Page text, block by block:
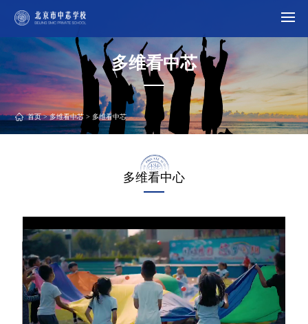
多维看中芯
首页>多维看中芯 > 多维看中芯
多维看中心